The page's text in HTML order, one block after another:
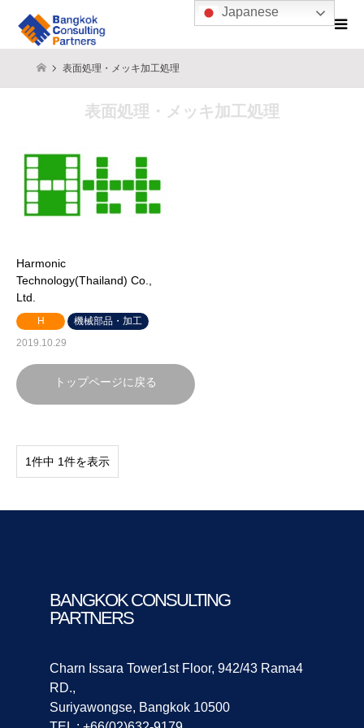
表面処理・メッキ加工処理
表面処理・メッキ加工処理
Harmonic
Technology(Thailand) Co.,
Ltd.
H
機械部品・加工
2019.10.29
トップページに戻る
1件中 1件を表示
BANGKOK CONSULTING
PARTNERS
Charn Issara Tower1st Floor, 942/43 Rama4
RD.,
Suriyawongse, Bangkok 10500
Japanese